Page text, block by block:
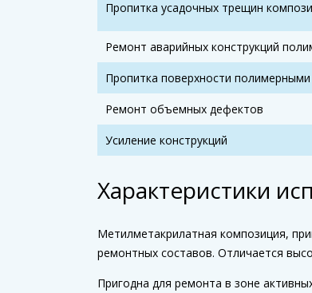
Пропитка усадочных трещин
Ремонт аварийных конструкций
Пропитка поверхности
Ремонт объемных дефектов
Усиление конструкций
Характеристики
Метилметакрилатная композиция,
ремонтных составов. Отличается
Пригодна для ремонта в зоне